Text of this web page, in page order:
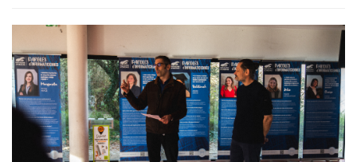
page
principale